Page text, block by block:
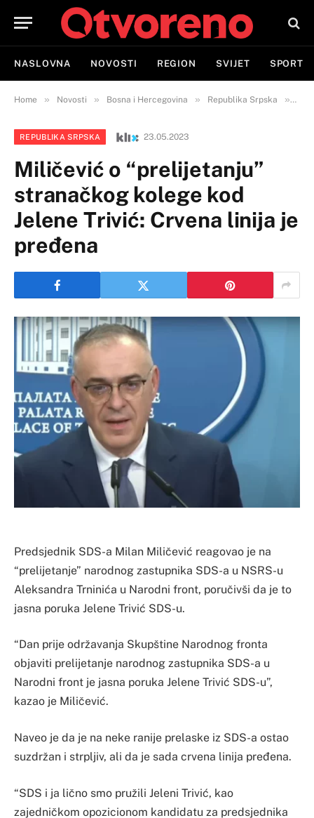
NASLOVNA NOVOSTI REGION SVIJET SPORT
Home » Novosti » Bosna i Hercegovina » Republika Srpska »
REPUBLIKA SRPSKA 23.05.2023
Miličević o “prelijetanju”
stranačkog kolege kod
Jelene Trivić: Crvena linija je
pređena
Predsjednik SDS-a Milan Miličević reagovao je na
“prelijetanje” narodnog zastupnika SDS-a u NSRS-u
Aleksandra Trninića u Narodni front, poručivši da je to
jasna poruka Jelene Trivić SDS-u.
“Dan prije održavanja Skupštine Narodnog fronta
objaviti prelijetanje narodnog zastupnika SDS-a u
Narodni front je jasna poruka Jelene Trivić SDS-u”,
kazao je Miličević.
Naveo je da je na neke ranije prelaske iz SDS-a ostao
suzdržan i strpljiv, ali da je sada crvena linija pređena.
“SDS i ja lično smo pružili Jeleni Trivić, kao
zajedničkom opozicionom kandidatu za predsjednika